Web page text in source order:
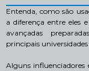
Entenda, como são
a diferença entre eles
avançadas
principais universidades
Alguns influenciadores